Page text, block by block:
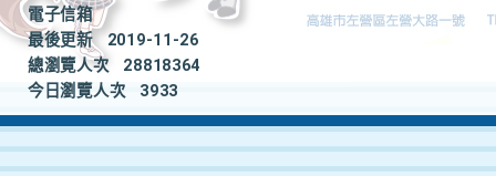
電子信箱
最後更新
2019-11-26
總瀏覽人次
28818364
今日瀏覽人次
3933